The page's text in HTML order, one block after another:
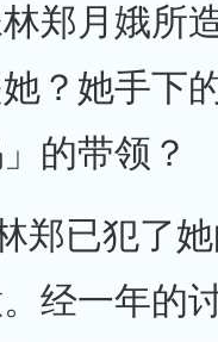
郑月娥所
？她手下
的带领？
郑已犯了
经一年的